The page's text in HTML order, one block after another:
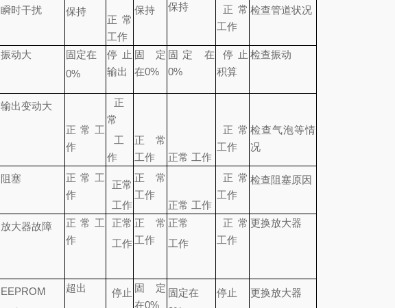
瞬时干扰 保持
正常
工作
保持 保持
正常
工作
检查管道状况
振动大
固定在
0%
停止
输出
固定
在0%
固定 在
0%
停止
积算
检查振动
输出变动大
正常工
作
正
常
工
作
正常
工作
正常 工作
正常
工作
检查气泡等情
况
阻塞
正常工
作
正常
工作
正常
工作
正常 工作
正常
工作
检查阻塞原因
放大器故障
正常工
作
正常
工作
正常
工作
正常
工作
正常
工作
更换放大器
EEPROM
超出 停止 固定
在0%
固定在
停止 更换放大器